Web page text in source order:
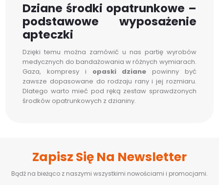
Dziane środki opatrunkowe –
podstawowe wyposażenie
apteczki
Dzięki temu można zamówić u nas partię wyrobów
medycznych do bandażowania w różnych wymiarach.
Gaza, kompresy i opaski dziane powinny być
zawsze dopasowane do rodzaju rany i jej rozmiaru.
Dlatego warto mieć pod ręką zestaw sprawdzonych
środków opatrunkowych z dzianiny.
Zapisz Się Na Newsletter
Bądź na bieżąco z naszymi wszystkimi nowościami i promocjami.